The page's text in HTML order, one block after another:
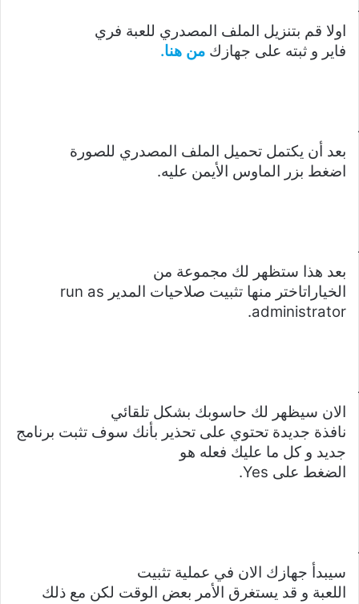
اولا قم بتنزيل الملف المصدري للعبة فري
فاير و ثبته على جهازك من هنا.
بعد أن يكتمل تحميل الملف المصدري للصورة
اضغط بزر الماوس الأيمن عليه.
بعد هذا ستظهر لك مجموعة من
الخياراتاختر منها تثبيت صلاحيات المدير run as
administrator
.
الان سيظهر لك حاسوبك بشكل تلقائي
نافذة جديدة تحتوي على تحذير بأنك سوف تثبت برنامج
جديد و كل ما عليك فعله هو
الضغط على Yes
.
سيبدأ جهازك الان في عملية تثبيت
اللعبة و قد يستغرق الأمر بعض الوقت لكن مع ذلك